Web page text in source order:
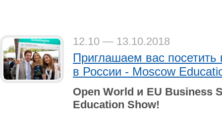
12.10 — 13.10.2018
Приглашаем вас
в России - Moscow
Open World и EU Business
Education Show!